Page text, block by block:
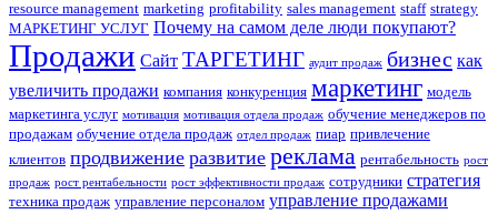
resource management marketing profitability sales management staff strategy
МАРКЕТИНГ УСЛУГ Почему на самом деле люди покупают?
Продажи Сайт ТАРГЕТИНГ аудит продаж бизнес как
увеличить продажи компания конкуренция маркетинг модель
маркетинга услуг мотивация мотивация отдела продаж обучение менеджеров по
продажам обучение отдела продаж отдел продаж пиар привлечение
клиентов продвижение развитие реклама рентабельность рост
продаж рост рентабельности рост эффективности продаж сотрудники стратегия
техника продаж управление персоналом управление продажами